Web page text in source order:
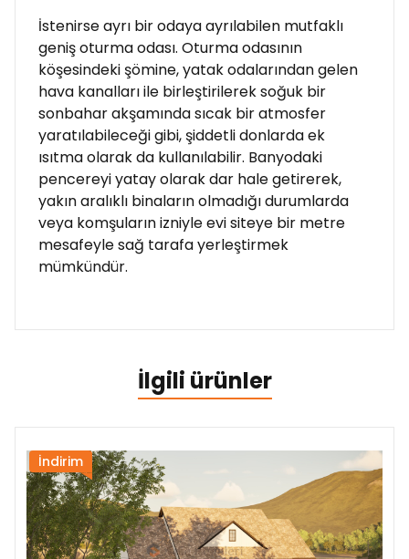
İstenirse ayrı bir odaya ayrılabilen mutfaklı
geniş oturma odası. Oturma odasının
köşesindeki şömine, yatak odalarından gelen
hava kanalları ile birleştirilerek soğuk bir
sonbahar akşamında sıcak bir atmosfer
yaratılabileceği gibi, şiddetli donlarda ek
ısıtma olarak da kullanılabilir. Banyodaki
pencereyi yatay olarak dar hale getirerek,
yakın aralıklı binaların olmadığı durumlarda
veya komşuların izniyle evi siteye bir metre
mesafeyle sağ tarafa yerleştirmek
mümkündür.
İlgili ürünler
İndirim